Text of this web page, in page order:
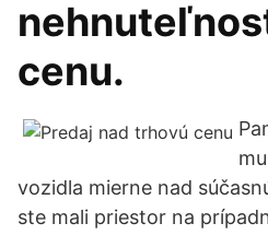
cenu.
vozidla mierne nad
ste mali priestor na